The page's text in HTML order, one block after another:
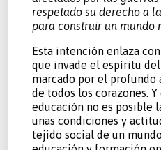
respetado su derecho a
para construir un mundo
Esta intención enlaza
que invade el espíritu
marcado por el profundo
de todos los corazones.
educación no es posible
unas condiciones y
tejido social de un